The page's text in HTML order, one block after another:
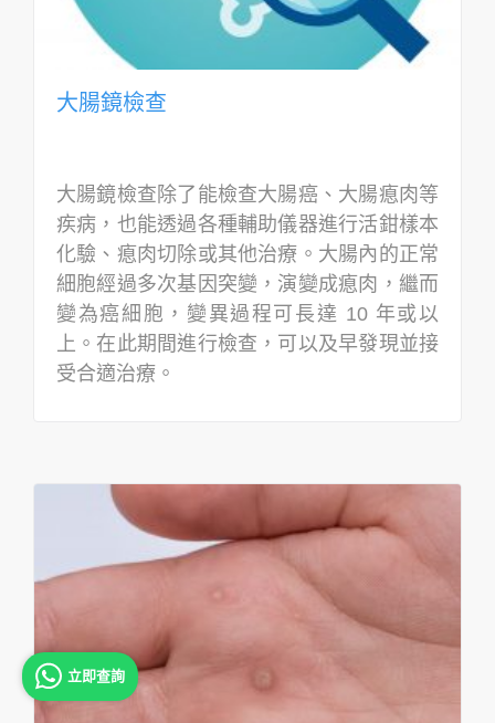
大腸鏡檢查
大腸鏡檢查除了能檢查大腸癌、大腸瘜肉等
疾病，也能透過各種輔助儀器進行活鉗樣本
化驗、瘜肉切除或其他治療。大腸內的正常
細胞經過多次基因突變，演變成瘜肉，繼而
變為癌細胞，變異過程可長達 10 年或以
上。在此期間進行檢查，可以及早發現並接
受合適治療。
立即查詢